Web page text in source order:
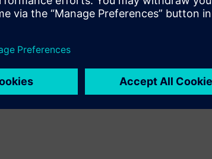
proizvoda/rješenja tvrtke Siemens Xcelerator
kupcu da ga implementira, integrira,